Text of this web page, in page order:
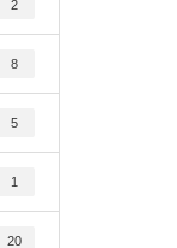
2
8
5
1
20